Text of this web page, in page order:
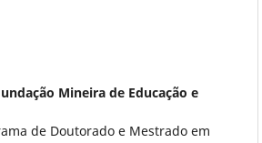
Mineira de Educação e
de Doutorado e Mestrado em